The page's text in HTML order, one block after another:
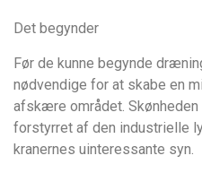
Det begynder
Før de kunne begynde
nødvendige for at skabe en
afskære området.
forstyrret af den industrielle
kranernes uinteressante syn.